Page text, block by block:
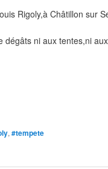
Rigoly,à Châtillon sur
dégâts ni aux tentes,ni
, #tempete